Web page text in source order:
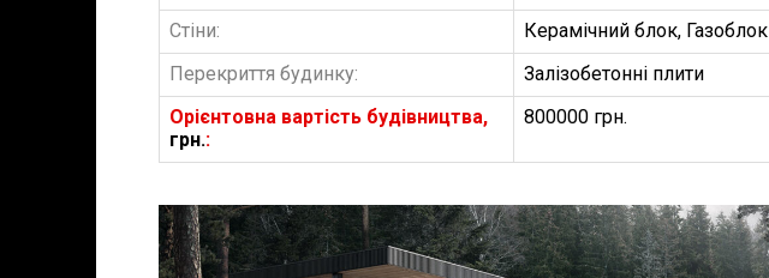
Стіни:
Керамічний блок, Газоблок
Перекриття будинку:
Залізобетонні плити
Орієнтовна вартість будівництва,
грн.:
800000 грн.